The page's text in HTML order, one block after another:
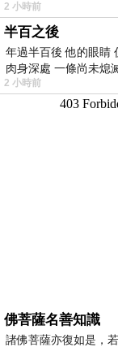
2 小時前
半百之後
年過半百後 他的眼睛
肉身深處 一條尚未熄
2 小時前
佛菩薩名善知識
諸佛菩薩亦復如是，